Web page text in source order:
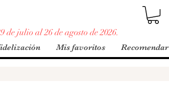
de julio al 26 de agosto de 2026.
Mis favoritos Recomendar